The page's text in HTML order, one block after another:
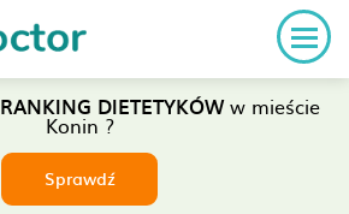
RANKING DIETETYKÓWw mieście
Konin ?
Sprawdź